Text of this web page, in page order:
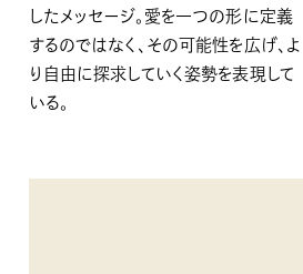
したメッセージ。愛を一つの形に定義
するのではなく、その可能性を広げ、よ
り自由に探求していく姿勢を表現して
いる。